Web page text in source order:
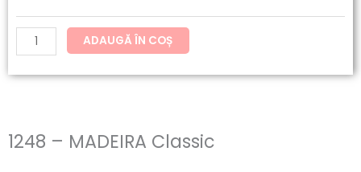
ADAUGĂ ÎN COȘ
1248 – MADEIRA Classic